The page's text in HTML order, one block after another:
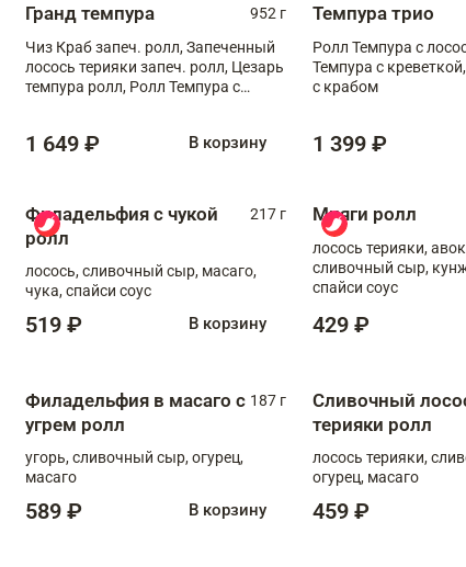
Гранд темпура
952 г
Чиз Краб запеч. ролл, Запеченный
лосось терияки запеч. ролл, Цезарь
темпура ролл, Ролл Темпура с
1 649 ₽ В корзину
Темпура трио
Ролл Темпура с
Темпура с
с крабом
1 399 ₽
Филадельфия с чукой
ролл
217 г
лосось, сливочный сыр, масаго,
чука, спайси соус
519 ₽ В корзину
Мияги ролл
лосось терияки,
сливочный сыр,
спайси соус
429 ₽
Филадельфия в масаго с
угрем ролл
187 г
угорь, сливочный сыр, огурец,
масаго
589 ₽ В корзину
Сливочный
терияки ролл
лосось терияки,
огурец, масаго
459 ₽